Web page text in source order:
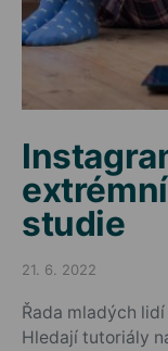
studie
Posted on
21. 6. 2022
Řada mladých
Hledají tutoriály